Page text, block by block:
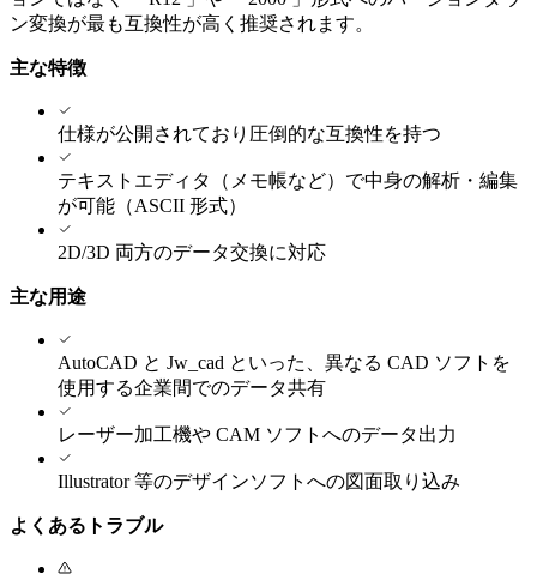
ン変換が最も互換性が高く推奨されます。
主な特徴
仕様が公開されており圧倒的な互換性を持つ
テキストエディタ（メモ帳など）で中身の解析・編集
が可能（ASCII 形式）
2D/3D 両方のデータ交換に対応
主な用途
AutoCAD と Jw_cad といった、異なる CAD ソフトを
使用する企業間でのデータ共有
レーザー加工機や CAM ソフトへのデータ出力
Illustrator 等のデザインソフトへの図面取り込み
よくあるトラブル